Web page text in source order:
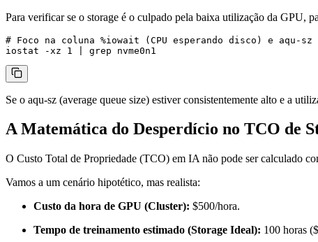
Para verificar se o storage é o culpado pela baixa utilização da GPU,
# Foco na coluna %iowait (CPU esperando disco) e aqu-
Se o aqu-sz (average queue size) estiver consistentemente alto e a
A Matemática do Desperdício no TCO de
O Custo Total de Propriedade (TCO) em IA não pode ser calculado
Vamos a um cenário hipotético, mas realista:
Custo da hora de GPU (Cluster): $500/hora.
Tempo de treinamento estimado (Storage Ideal): 100 horas